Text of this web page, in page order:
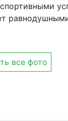
спортивными
все фото